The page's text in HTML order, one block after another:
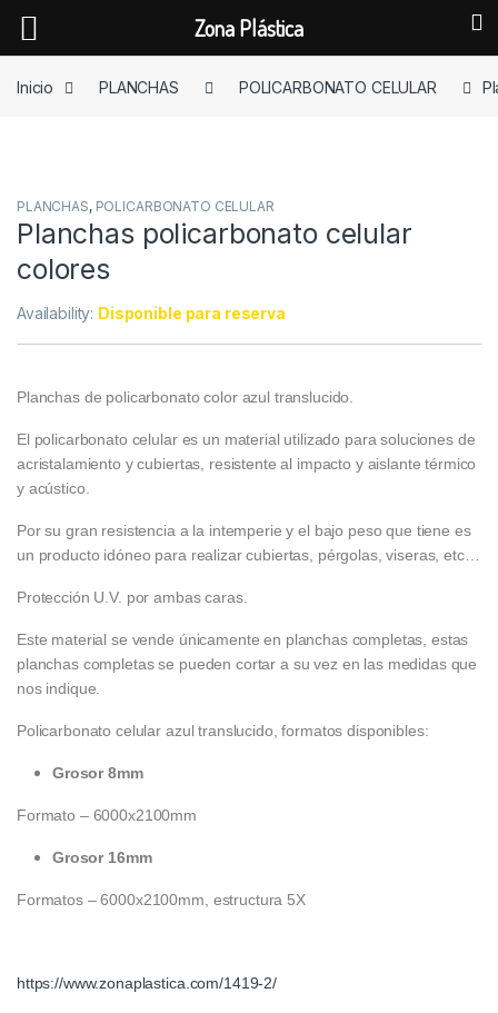
Inicio
PLANCHAS POLICARBONATO CELULAR
PLANCHAS, POLICARBONATO CELULAR
Planchas policarbonato celular
colores
Availability: Disponible para reserva
Planchas de policarbonato color azul translucido.
El policarbonato celular es un material utilizado para soluciones de
acristalamiento y cubiertas, resistente al impacto y aislante térmico
y acústico.
Por su gran resistencia a la intemperie y el bajo peso que tiene es
un producto idóneo para realizar cubiertas, pérgolas, viseras, etc…
Protección U.V. por ambas caras.
Este material se vende únicamente en planchas completas, estas
planchas completas se pueden cortar a su vez en las medidas que
nos indique.
Policarbonato celular azul translucido, formatos disponibles:
Grosor 8mm
Formato – 6000x2100mm
Grosor 16mm
Formatos – 6000x2100mm, estructura 5X
https://www.zonaplastica.com/1419-2/
Zona Plástica